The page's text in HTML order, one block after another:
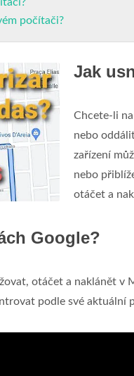
počítači?
Jak
Chcete-li
nebo
zařízení
nebo
otáčet a
Google?
otáčet a naklánět v
podle své